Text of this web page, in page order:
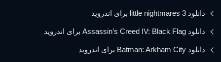
دانلود little nightmares 3 برای اندروید
دانلود Assassin’s Creed IV: Black Flag برای اندروید
دانلود Batman: Arkham City برای اندروید